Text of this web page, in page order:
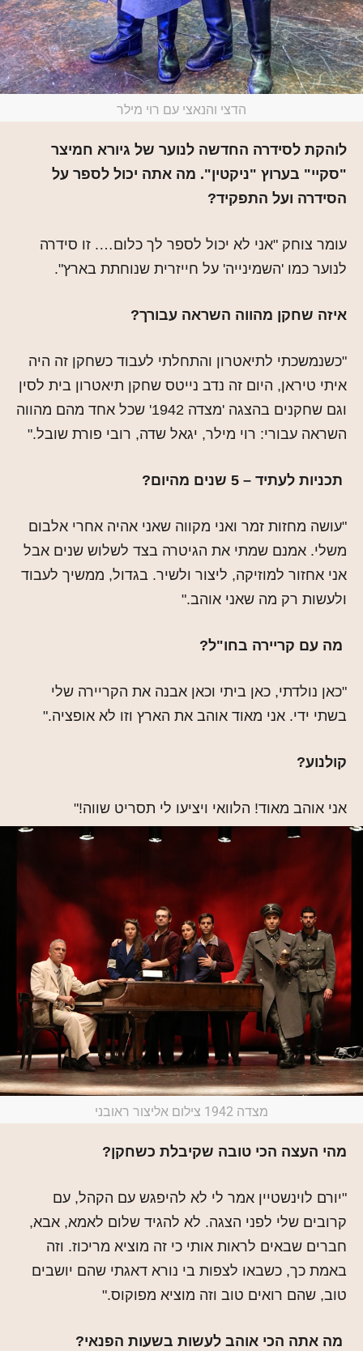
הדצי והנאצי עם רוי מילר
לוהקת לסידרה החדשה לנוער של גיורא חמיצר
"סקיי" בערוץ "ניקטין". מה אתה יכול לספר על
הסידרה ועל התפקיד?
עומר צוחק "אני לא יכול לספר לך כלום…. זו סידרה
לנוער כמו 'השמינייה' על חייזרית שנוחתת בארץ".
איזה שחקן מהווה השראה עבורך?
"כשנמשכתי לתיאטרון והתחלתי לעבוד כשחקן זה היה
איתי טיראן, היום זה נדב נייטס שחקן תיאטרון בית לסין
וגם שחקנים בהצגה 'מצדה 1942' שכל אחד מהם מהווה
השראה עבורי: רוי מילר, יגאל שדה, רובי פורת שובל."
תכניות לעתיד – 5 שנים מהיום?
"עושה מחזות זמר ואני מקווה שאני אהיה אחרי אלבום
משלי. אמנם שמתי את הגיטרה בצד לשלוש שנים אבל
אני אחזור למוזיקה, ליצור ולשיר. בגדול, ממשיך לעבוד
ולעשות רק מה שאני אוהב."
מה עם קריירה בחו"ל?
"כאן נולדתי, כאן ביתי וכאן אבנה את הקריירה שלי
בשתי ידי. אני מאוד אוהב את הארץ וזו לא אופציה."
קולנוע?
אני אוהב מאוד! הלוואי ויציעו לי תסריט שווה!"
מצדה 1942 צילום אליצור ראובני
מהי העצה הכי טובה שקיבלת כשחקן?
"יורם לוינשטיין אמר לי לא להיפגש עם הקהל, עם
קרובים שלי לפני הצגה. לא להגיד שלום לאמא, אבא,
חברים שבאים לראות אותי כי זה מוציא מריכוז. וזה
באמת כך, כשבאו לצפות בי נורא דאגתי שהם יושבים
טוב, שהם רואים טוב וזה מוציא מפוקוס."
מה אתה הכי אוהב לעשות בשעות הפנאי?